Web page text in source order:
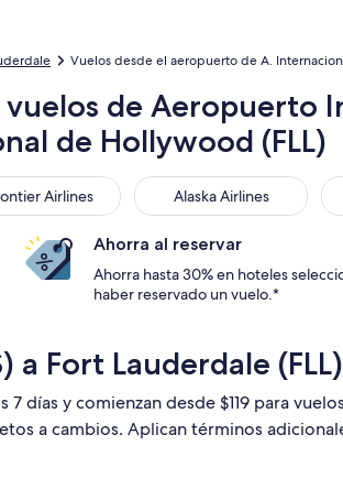
Vuelos desde el aeropuerto de A.
de Aeropuerto
de Hollywood (FLL)
Airlines
Airlines Alaska Airlines
Alaska Airlines
Ahorra al reservar
Ahorra hasta 30% en hoteles
haber reservado un vuelo.*
a Fort Lauderdale (FLL)
días y comienzan desde $119 para
a cambios. Aplican términos